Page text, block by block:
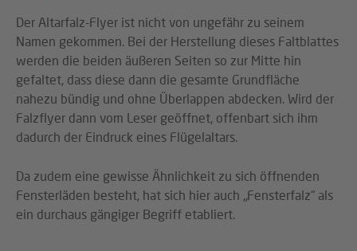
Der Altarfalz-Flyer ist nicht von ungefähr zu seinem
Namen gekommen. Bei der Herstellung dieses Faltblattes
werden die beiden äußeren Seiten so zur Mitte hin
gefaltet, dass diese dann die gesamte Grundfläche
nahezu bündig und ohne Überlappen abdecken. Wird der
Falzflyer dann vom Leser geöffnet, offenbart sich ihm
dadurch der Eindruck eines Flügelaltars.
Da zudem eine gewisse Ähnlichkeit zu sich öffnenden
Fensterläden besteht, hat sich hier auch „Fensterfalz“ als
ein durchaus gängiger Begriff etabliert.